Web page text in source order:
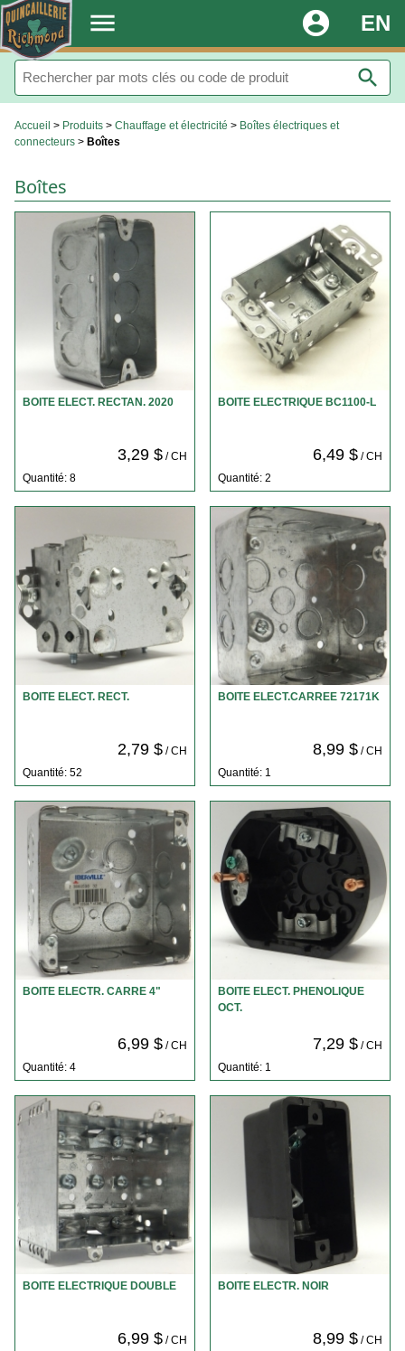
. menu EN
account_circle
search
Accueil > Produits > Chauffage et électricité > Boîtes électriques et
connecteurs > Boîtes
Boîtes
BOITE ELECT. RECTAN. 2020
3,29 $/ CH
Quantité: 8
BOITE ELECTRIQUE BC1100-L
6,49 $/ CH
Quantité: 2
BOITE ELECT. RECT.
2,79 $/ CH
Quantité: 52
BOITE ELECT.CARREE 72171K
8,99 $/ CH
Quantité: 1
BOITE ELECTR. CARRE 4"
6,99 $/ CH
Quantité: 4
BOITE ELECT. PHENOLIQUE
OCT.
7,29 $/ CH
Quantité: 1
BOITE ELECTRIQUE DOUBLE
6,99 $/ CH
BOITE ELECTR. NOIR
8,99 $/ CH